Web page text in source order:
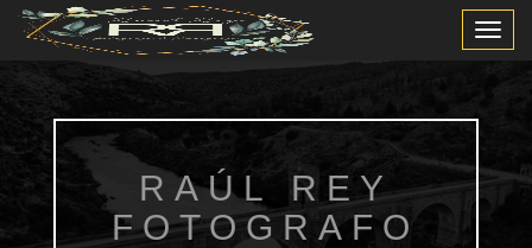
Toggle
RAÚL REY
FOTOGRAFO